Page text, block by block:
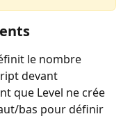
le nombre
devant
que Level ne crée
bas pour définir